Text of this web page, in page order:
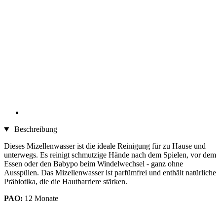
Beschreibung
Dieses Mizellenwasser ist die ideale Reinigung für zu Hause und
unterwegs. Es reinigt schmutzige Hände nach dem Spielen, vor dem
Essen oder den Babypo beim Windelwechsel - ganz ohne
Ausspülen. Das Mizellenwasser ist parfümfrei und enthält natürliche
Präbiotika, die die Hautbarriere stärken.
PAO: 12 Monate